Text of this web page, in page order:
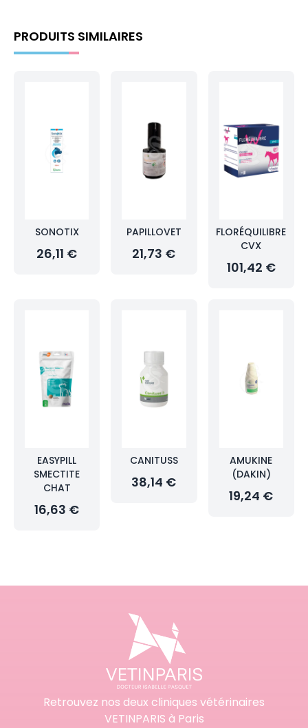
PRODUITS SIMILAIRES
SONOTIX
26,11 €
PAPILLOVET
21,73 €
FLORÉQUILIBRE
CVX
101,42 €
EASYPILL
SMECTITE
CHAT
16,63 €
CANITUSS
38,14 €
AMUKINE
(DAKIN)
19,24 €
Retrouvez nos deux cliniques vétérinaires
VETINPARIS à Paris